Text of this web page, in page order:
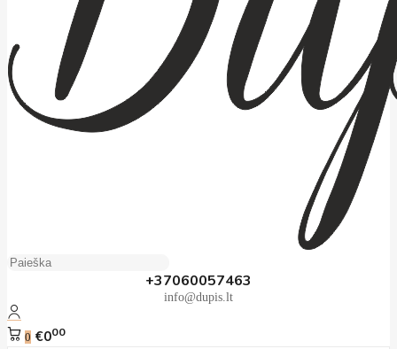
+37060057463
info@dupis.lt
0 €000